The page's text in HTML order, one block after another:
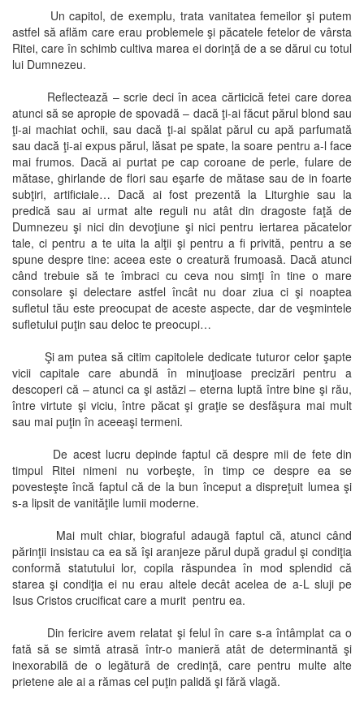
Un capitol, de exemplu, trata vanitatea femeilor şi putem
astfel să aflăm care erau problemele şi păcatele fetelor de vârsta
Ritei, care în schimb cultiva marea ei dorinţă de a se dărui cu totul
lui Dumnezeu.
Reflectează – scrie deci în acea cărticică fetei care dorea
atunci să se apropie de spovadă – dacă ţi-ai făcut părul blond sau
ţi-ai machiat ochii, sau dacă ţi-ai spălat părul cu apă parfumată
sau dacă ţi-ai expus părul, lăsat pe spate, la soare pentru a-l face
mai frumos. Dacă ai purtat pe cap coroane de perle, fulare de
mătase, ghirlande de flori sau eşarfe de mătase sau de in foarte
subţiri, artificiale… Dacă ai fost prezentă la Liturghie sau la
predică sau ai urmat alte reguli nu atât din dragoste faţă de
Dumnezeu şi nici din devoţiune şi nici pentru iertarea păcatelor
tale, ci pentru a te uita la alţii şi pentru a fi privită, pentru a se
spune despre tine: aceea este o creatură frumoasă. Dacă atunci
când trebuie să te îmbraci cu ceva nou simţi în tine o mare
consolare şi delectare astfel încât nu doar ziua ci şi noaptea
sufletul tău este preocupat de aceste aspecte, dar de veşmintele
sufletului puţin sau deloc te preocupi…
Şi am putea să citim capitolele dedicate tuturor celor şapte
vicii capitale care abundă în minuţioase precizări pentru a
descoperi că – atunci ca şi astăzi – eterna luptă între bine şi rău,
între virtute şi viciu, între păcat şi graţie se desfăşura mai mult
sau mai puţin în aceeaşi termeni.
De acest lucru depinde faptul că despre mii de fete din
timpul Ritei nimeni nu vorbeşte, în timp ce despre ea se
povesteşte încă faptul că de la bun început a dispreţuit lumea şi
s-a lipsit de vanităţile lumii moderne.
Mai mult chiar, biograful adaugă faptul că, atunci când
părinţii insistau ca ea să îşi aranjeze părul după gradul şi condiţia
conformă statutului lor, copila răspundea în mod splendid că
starea şi condiţia ei nu erau altele decât acelea de a-L sluji pe
Isus Cristos crucificat care a murit pentru ea.
Din fericire avem relatat şi felul în care s-a întâmplat ca o
fată să se simtă atrasă într-o manieră atât de determinantă şi
inexorabilă de o legătură de credinţă, care pentru multe alte
prietene ale ai a rămas cel puţin palidă şi fără vlagă.